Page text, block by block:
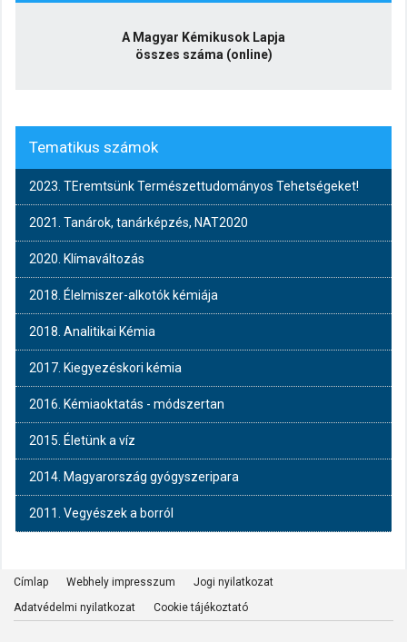
A Magyar Kémikusok Lapja
összes száma (online)
Tematikus számok
2023. TEremtsünk Természettudományos Tehetségeket!
2021. Tanárok, tanárképzés, NAT2020
2020. Klímaváltozás
2018. Élelmiszer-alkotók kémiája
2018. Analitikai Kémia
2017. Kiegyezéskori kémia
2016. Kémiaoktatás - módszertan
2015. Életünk a víz
2014. Magyarország gyógyszeripara
2011. Vegyészek a borról
Címlap Webhely impresszum
Jogi nyilatkozat
Adatvédelmi nyilatkozat
Cookie tájékoztató